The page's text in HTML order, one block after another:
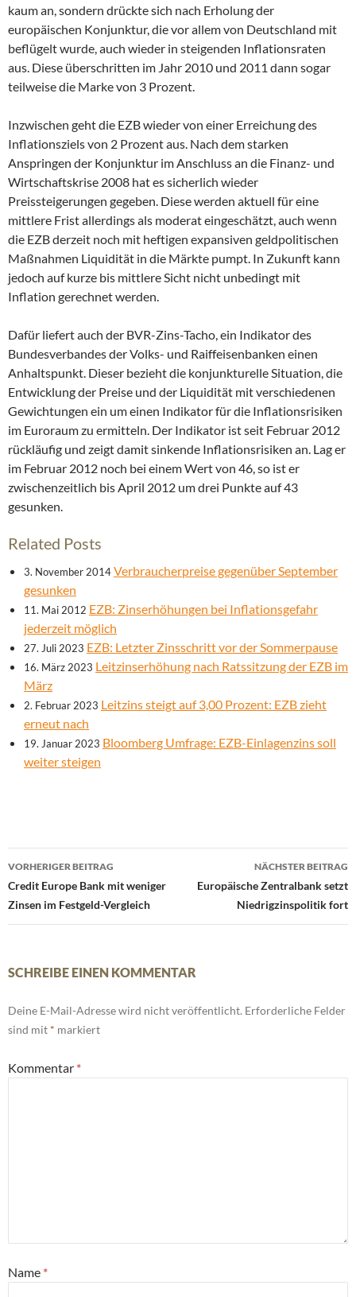
kaum an, sondern drückte sich nach Erholung der
europäischen Konjunktur, die vor allem von Deutschland mit
beflügelt wurde, auch wieder in steigenden Inflationsraten
aus. Diese überschritten im Jahr 2010 und 2011 dann sogar
teilweise die Marke von 3 Prozent.
Inzwischen geht die EZB wieder von einer Erreichung des
Inflationsziels von 2 Prozent aus. Nach dem starken
Anspringen der Konjunktur im Anschluss an die Finanz- und
Wirtschaftskrise 2008 hat es sicherlich wieder
Preissteigerungen gegeben. Diese werden aktuell für eine
mittlere Frist allerdings als moderat eingeschätzt, auch wenn
die EZB derzeit noch mit heftigen expansiven geldpolitischen
Maßnahmen Liquidität in die Märkte pumpt. In Zukunft kann
jedoch auf kurze bis mittlere Sicht nicht unbedingt mit
Inflation gerechnet werden.
Dafür liefert auch der BVR-Zins-Tacho, ein Indikator des
Bundesverbandes der Volks- und Raiffeisenbanken einen
Anhaltspunkt. Dieser bezieht die konjunkturelle Situation, die
Entwicklung der Preise und der Liquidität mit verschiedenen
Gewichtungen ein um einen Indikator für die Inflationsrisiken
im Euroraum zu ermitteln. Der Indikator ist seit Februar 2012
rückläufig und zeigt damit sinkende Inflationsrisiken an. Lag er
im Februar 2012 noch bei einem Wert von 46, so ist er
zwischenzeitlich bis April 2012 um drei Punkte auf 43
gesunken.
Related Posts
3. November 2014Verbraucherpreise gegenüber September
gesunken
11. Mai 2012 EZB: Zinserhöhungen bei Inflationsgefahr
jederzeit möglich
27. Juli 2023 EZB: Letzter Zinsschritt vor der Sommerpause
16. März 2023 Leitzinserhöhung nach Ratssitzung der EZB im
März
2. Februar 2023 Leitzins steigt auf 3,00 Prozent: EZB zieht
erneut nach
19. Januar 2023 Bloomberg Umfrage: EZB-Einlagenzins soll
weiter steigen
Beitrags-
Navigation
VORHERIGER BEITRAG
Credit Europe Bank mit weniger
Zinsen im Festgeld-Vergleich
NÄCHSTER BEITRAG
Europäische Zentralbank setzt
Niedrigzinspolitik fort
SCHREIBE EINEN KOMMENTAR
Deine E-Mail-Adresse wird nicht veröffentlicht. Erforderliche Felder
sind mit * markiert
Kommentar *
Name *